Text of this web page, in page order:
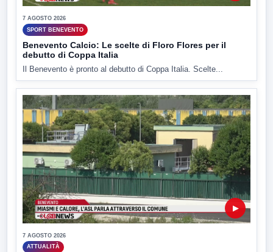
7 AGOSTO 2026
SPORT BENEVENTO
Benevento Calcio: Le scelte di Floro Flores per il
debutto di Coppa Italia
Il Benevento è pronto al debutto di Coppa Italia. Scelte...
▶
7 AGOSTO 2026
ATTUALITÀ